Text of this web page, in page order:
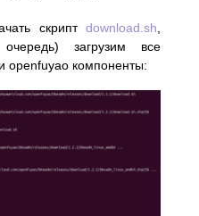
скриптdownload.sh
загрузим все
openfuyao компоненты: